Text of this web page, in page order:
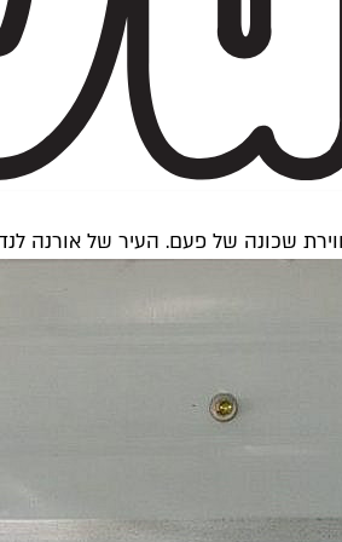
שכונה של פעם. העיר של אורנה